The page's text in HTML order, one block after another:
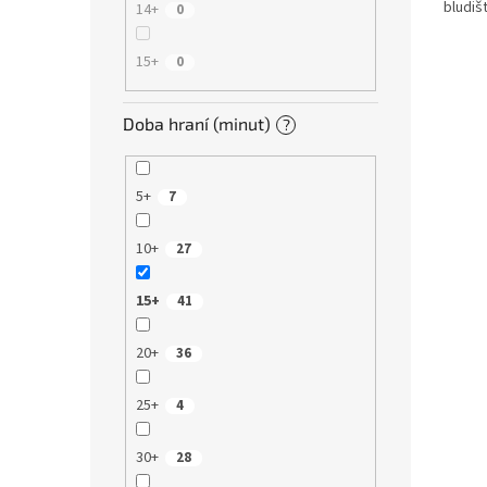
14+ 0
15+ 0
Doba hraní (minut) ?
5+ 7
10+ 27
15+ 41
20+ 36
25+ 4
30+ 28